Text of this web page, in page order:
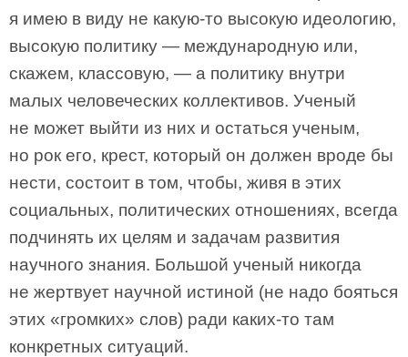
я имею в виду не какую-то высокую идеологию,
высокую политику — международную или,
скажем, классовую, — а политику внутри
малых человеческих коллективов. Ученый
не может выйти из них и остаться ученым,
но рок его, крест, который он должен вроде бы
нести, состоит в том, чтобы, живя в этих
социальных, политических отношениях, всегда
подчинять их целям и задачам развития
научного знания. Большой ученый никогда
не жертвует научной истиной (не надо бояться
этих «громких» слов) ради каких-то там
конкретных ситуаций.